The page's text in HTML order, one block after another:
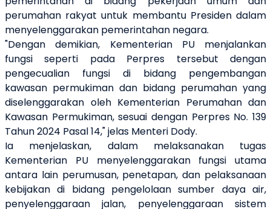
perumahan rakyat untuk membantu Presiden dalam
menyelenggarakan pemerintahan negara.
"Dengan demikian, Kementerian PU menjalankan
fungsi seperti pada Perpres tersebut dengan
pengecualian fungsi di bidang pengembangan
kawasan permukiman dan bidang perumahan yang
diselenggarakan oleh Kementerian Perumahan dan
Kawasan Permukiman, sesuai dengan Perpres No. 139
Tahun 2024 Pasal 14," jelas Menteri Dody.
Ia menjelaskan, dalam melaksanakan tugas
Kementerian PU menyelenggarakan fungsi utama
antara lain perumusan, penetapan, dan pelaksanaan
kebijakan di bidang pengelolaan sumber daya air,
penyelenggaraan jalan, penyelenggaraan sistem